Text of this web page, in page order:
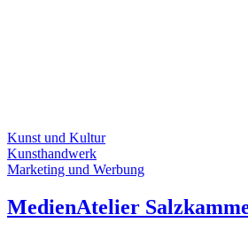
Kunst und Kultur
Kunsthandwerk
Marketing und Werbung
MedienAtelier